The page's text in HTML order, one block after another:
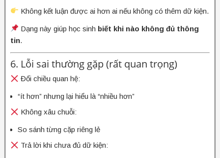
Không kết luận được ai hơn ai nếu không có thêm dữ kiện.
Dạng này giúp học sinh biết khi nào không đủ thông
tin.
6. Lỗi sai thường gặp (rất quan trọng)
Đổi chiều quan hệ:
“ít hơn” nhưng lại hiểu là “nhiều hơn”
Không xâu chuỗi:
So sánh từng cặp riêng lẻ
Trả lời khi chưa đủ dữ kiện: